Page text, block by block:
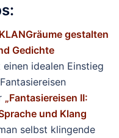
gestalten
Gedichte
idealen Einstieg
„Fantasiereisen II:
und Klang
selbst klingende